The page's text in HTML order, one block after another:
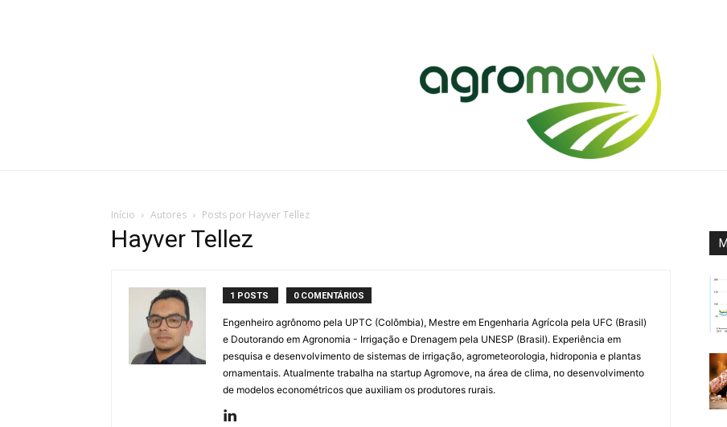
Início Autores Posts por Hayver Tellez
Hayver Tellez
1 POSTS 0 COMENTÁRIOS
Engenheiro agrônomo pela UPTC (Colômbia), Mestre em Engenharia Agrícola pela UFC (Brasil)
e Doutorando em Agronomia - Irrigação e Drenagem pela UNESP (Brasil). Experiência em
pesquisa e desenvolvimento de sistemas de irrigação, agrometeorologia, hidroponia e plantas
ornamentais. Atualmente trabalha na startup Agromove, na área de clima, no desenvolvimento
de modelos econométricos que auxiliam os produtores rurais.